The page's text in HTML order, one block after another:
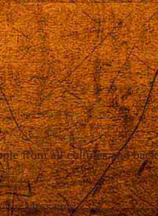
from all cultures and
Messages.